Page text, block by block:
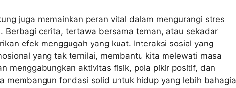
juga memainkan peran vital dalam mengurangi stres
Berbagi cerita, tertawa bersama teman, atau sekadar
efek menggugah yang kuat. Interaksi sosial yang
yang tak ternilai, membantu kita melewati masa
menggabungkan aktivitas fisik, pola pikir positif, dan
membangun fondasi solid untuk hidup yang lebih bahagia